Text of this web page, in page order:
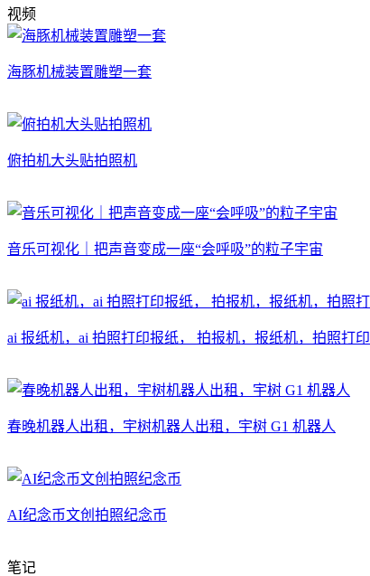
视频
海豚机械装置雕塑一套
俯拍机大头贴拍照机
音乐可视化｜把声音变成一座“会呼吸”的粒子宇宙
ai 报纸机，ai 拍照打印报纸， 拍报机，报纸机，拍照打印
春晚机器人出租，宇树机器人出租，宇树 G1 机器人
AI纪念币文创拍照纪念币
笔记